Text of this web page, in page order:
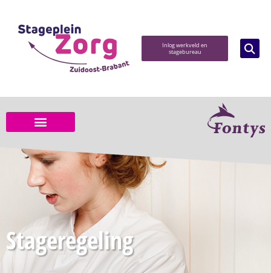
Inlog werkveld en
stagebureau
Stageregeling